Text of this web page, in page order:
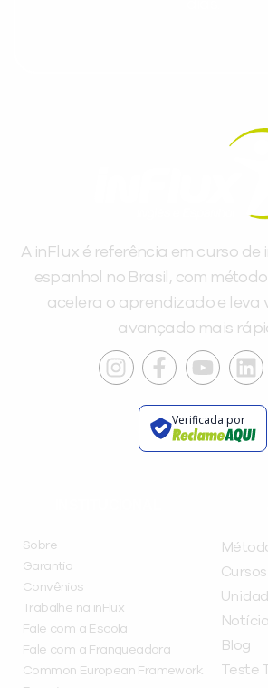
A inFlux é referência em curso de
espanhol no Brasil, com
acelera o aprendizado e leva
avançado mais
Verificada por
Sobre
Garantia
Convênios
Trabalhe na inFlux
Fale com a Escola
Fale com a Franqueadora
Common European Framework
Cursos
Blog
Teste